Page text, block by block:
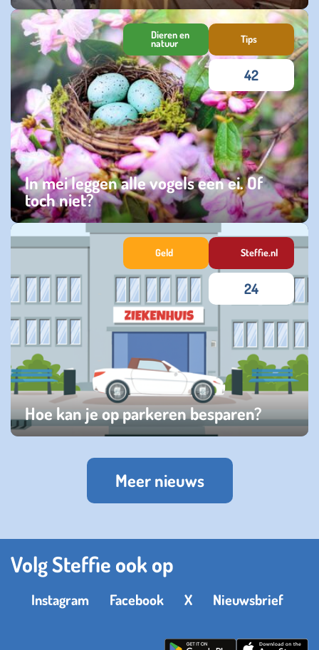
zaterdag 28 juni 2025
In mei leggen alle vogels een ei. Of
toch niet?
donderdag 01 mei 2025
Dieren en
natuur Tips
42
Hoe kan je op parkeren besparen?
Geld Steffie.nl
24
Meer nieuws
Volg Steffie ook op
Instagram Facebook X Nieuwsbrief